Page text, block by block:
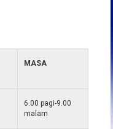
MASA
6.00 pagi-9.00
malam